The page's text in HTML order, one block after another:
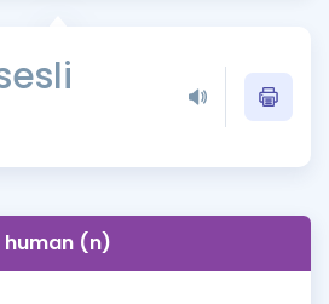
human (n)